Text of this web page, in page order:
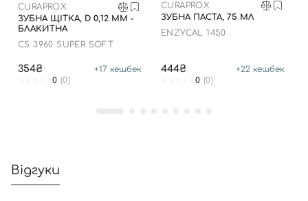
CURAPROX
ЗУБНА ЩІТКА, D 0,12 ММ -
БЛАКИТНА
CS 3960 SUPER SOFT
354₴ +17 кешбек
0 (0)
CURAPROX
ЗУБНА ПАСТА, 75 МЛ
ENZYCAL 1450
444₴ +22 кешбек
0 (0)
Відгуки